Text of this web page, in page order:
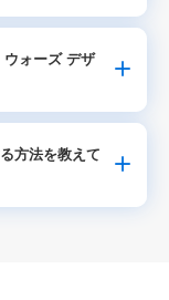
ォーズ デザ
方法を教えて